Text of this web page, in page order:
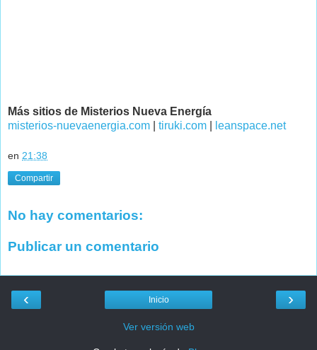
Más sitios de Misterios Nueva Energía
misterios-nuevaenergia.com
tiruki.com leanspace.net
en 21:38
Compartir
No hay comentarios:
Publicar un comentario
‹ ›
Inicio
Ver versión web